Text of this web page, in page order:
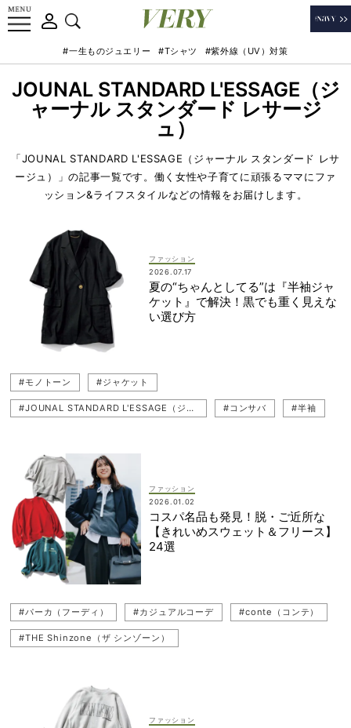
#一生ものジュエリー #Tシャツ #紫外線（UV）対策
JOUNAL STANDARD L'ESSAGE（ジ
ャーナル スタンダード レサージ
ュ）
「JOUNAL STANDARD L'ESSAGE（ジャーナル スタンダード レサ
ージュ）」の記事一覧です。働く女性や子育てに頑張るママにファ
ッション&ライフスタイルなどの情報をお届けします。
ファッション
2026.07.17
夏の“ちゃんとしてる”は『半袖ジャ
ケット』で解決！黒でも重く見えな
い選び方
#モノトーン #ジャケット
#JOUNAL STANDARD L'ESSAGE（ジャーナル スタンダード レサージュ） #コンサバ #半袖
ファッション
2026.01.02
コスパ名品も発見！脱・ご近所な
【きれいめスウェット＆フリース】
24選
#パーカ（フーディ） #カジュアルコーデ #conte（コンテ）
#THE Shinzone（ザ シンゾーン）
#TICCA（ティッカ）
#レイヤード #スウェットコーデ
ファッション